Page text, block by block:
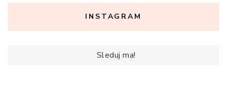
INSTAGRAM
Sleduj ma!